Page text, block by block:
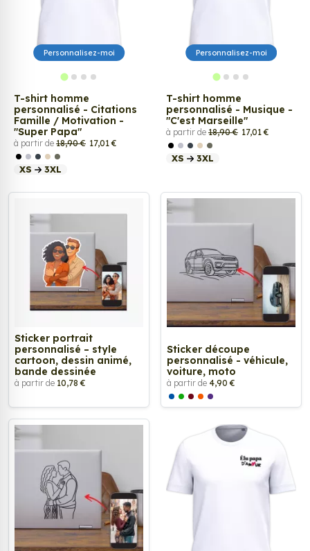
Personnalisez-moi
T-shirt homme
personnalisé - Citations
Famille / Motivation -
"Super Papa"
à partir de 18,90 € 17,01 €
XS 3XL
Personnalisez-moi
T-shirt homme
personnalisé - Musique -
"C'est Marseille"
à partir de 18,90 € 17,01 €
XS 3XL
Sticker portrait
personnalisé – style
cartoon, dessin animé,
bande dessinée
à partir de 10,78 €
Sticker découpe
personnalisé - véhicule,
voiture, moto
à partir de 4,90 €